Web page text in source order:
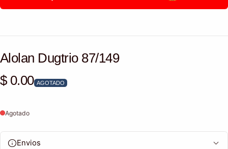
Alolan Dugtrio 87/149
Precio habitual
$ 0.00 AGOTADO
Agotado
Envios